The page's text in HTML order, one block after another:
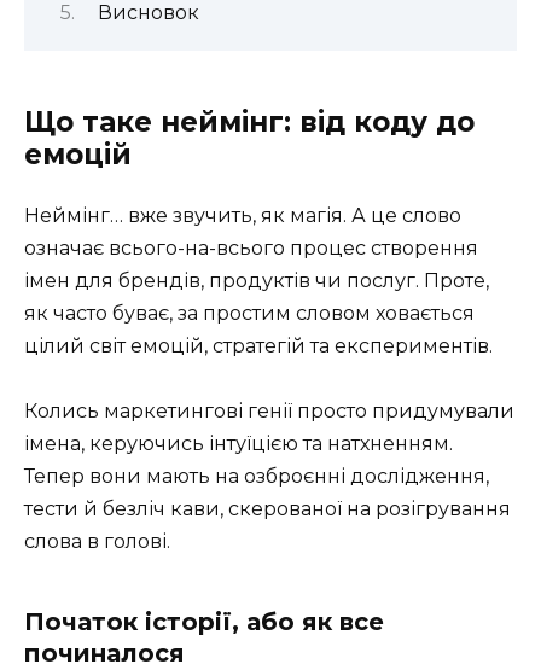
Висновок
Що таке неймінг: від коду до
емоцій
Неймінг… вже звучить, як магія. А це слово
означає всього-на-всього процес створення
імен для брендів, продуктів чи послуг. Проте,
як часто буває, за простим словом ховається
цілий світ емоцій, стратегій та експериментів.
Колись маркетингові генії просто придумували
імена, керуючись інтуїцією та натхненням.
Тепер вони мають на озброєнні дослідження,
тести й безліч кави, скерованої на розігрування
слова в голові.
Початок історії, або як все
починалося